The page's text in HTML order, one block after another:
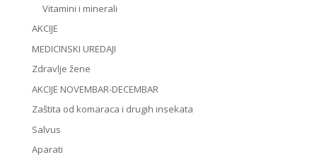
Vitamini i minerali
AKCIJE
MEDICINSKI UREDAJI
Zdravlje žene
AKCIJE NOVEMBAR-DECEMBAR
Zaštita od komaraca i drugih insekata
Salvus
Aparati